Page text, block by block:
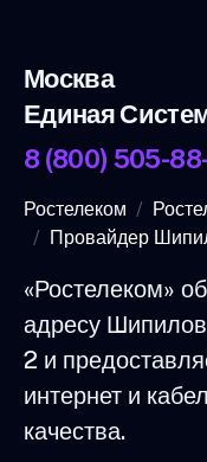
Москва
Единая
8 (800) 505-
Ростелеком
Провайдер
«Ростелеком»
адресу
2 и
интернет и
качества.